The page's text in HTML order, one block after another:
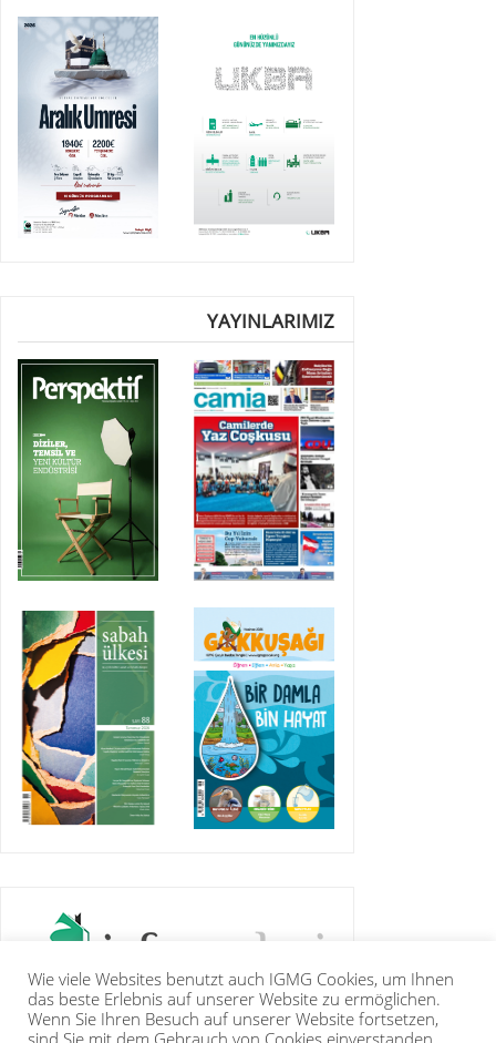
YAYINLARIMIZ
Wie viele Websites benutzt auch IGMG Cookies, um Ihnen
das beste Erlebnis auf unserer Website zu ermöglichen.
Wenn Sie Ihren Besuch auf unserer Website fortsetzen,
sind Sie mit dem Gebrauch von Cookies einverstanden.